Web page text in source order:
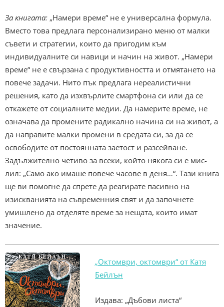
За книгата: „Намери време“ не е универсална формула.
Вместо това предлага персонализирано меню от малки
съвети и стратегии, които да пригодим към
индивидуалните си навици и начин на живот. „Намери
време“ не е свързана с продуктивността и отмятането на
повече задачи. Нито пък предлага нереалистични
решения, като да изхвърлите смартфона си или да се
откажете от социалните медии. Да намерите време, не
означава да промените радикално начина си на живот, а
да направите малки промени в средата си, за да се
освободите от постоянната заетост и разсейване.
Задължително четиво за всеки, който някога си е мис­
лил: „Само ако имаше повече часове в деня…“. Тази книга
ще ви помогне да спрете да реагирате пасивно на
изискванията на съвременния свят и да започнете
умишлено да отделяте време за нещата, които имат
значение.
„Октомври, октомври“ от Катя
Бейлън
Издава: „Дъбови листа“